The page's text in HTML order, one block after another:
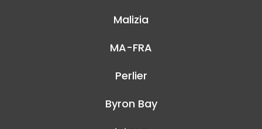
Malizia
MA-FRA
Perlier
Byron Bay